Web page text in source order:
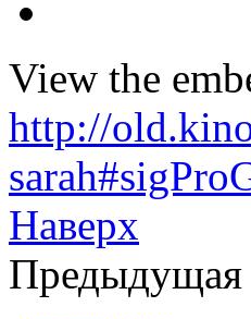
View the
http://
Наверх
Предыдущая